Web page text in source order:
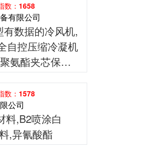
数：1658
有限公司
有数据的冷风机,
自控压缩冷凝机
氨酯夹芯保温
种辅助配件器
专业的技术团
造团队及卓越
队
数：1578
公司
料,B2喷涂白
,异氰酸酯